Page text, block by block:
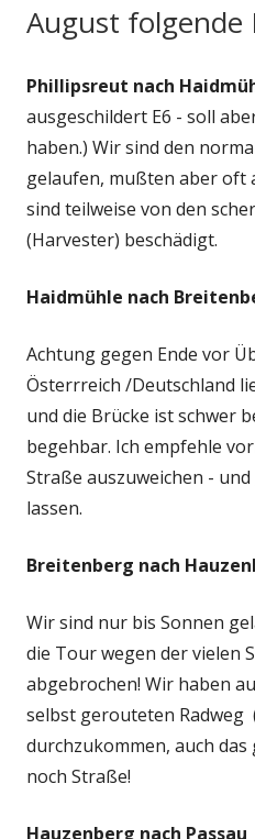
August folgende
Phillipsreut nach
ausgeschildert E6 - soll
haben.) Wir sind den
gelaufen, mußten aber oft
sind teilweise von den
(Harvester) beschädigt.
Haidmühle nach
Achtung gegen Ende vor
Österrreich /Deutschland
und die Brücke ist schwer
begehbar. Ich empfehle
Straße auszuweichen -
lassen.
Breitenberg nach
Wir sind nur bis Sonnen
die Tour wegen der vielen
abgebrochen! Wir haben
selbst gerouteten Radweg
durchzukommen, auch
noch Straße!
Hauzenberg nach Passau